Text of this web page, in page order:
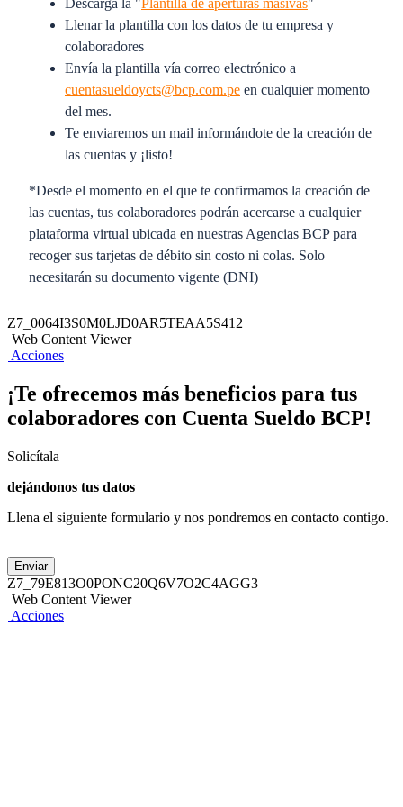
Descarga la " Plantilla de aperturas masivas"
Llenar la plantilla con los datos de tu empresa y
colaboradores
Envía la plantilla vía correo electrónico a
cuentasueldoycts@bcp.com.pe en cualquier momento
del mes.
Te enviaremos un mail informándote de la creación de
las cuentas y ¡listo!
*Desde el momento en el que te confirmamos la creación de
las cuentas, tus colaboradores podrán acercarse a cualquier
plataforma virtual ubicada en nuestras Agencias BCP para
recoger sus tarjetas de débito sin costo ni colas. Solo
necesitarán su documento vigente (DNI)
¿Cómo le pago a mis colaboradores?
Te ofrecemos 2 opciones:
1. Por internet, con Telecrédito Web y APP
Afíliate a Telecrédito a través de tu Asesor de
Ingresa la planilla de pagos. El sistema guarda
información histórica de las planillas.
2. En Web Mi Negocio BCP
Z7_0064I3S0M0LJD0AR5TEAA5S412
Web Content Viewer
Acciones
¡Te ofrecemos más beneficios para tus
colaboradores con Cuenta Sueldo BCP!
Solicítala
dejándonos tus datos
Llena el siguiente formulario y nos pondremos en contacto contigo.
Enviar
Z7_79E813O0PONC20Q6V7O2C4AGG3
Web Content Viewer
Acciones